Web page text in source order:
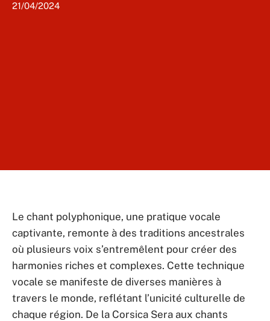
21/04/2024
Le chant polyphonique, une pratique vocale
captivante, remonte à des traditions ancestrales
où plusieurs voix s’entremêlent pour créer des
harmonies riches et complexes. Cette technique
vocale se manifeste de diverses manières à
travers le monde, reflétant l’unicité culturelle de
chaque région. De la Corsica Sera aux chants